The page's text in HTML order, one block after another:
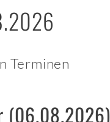
Terminen
(06.08.2026)